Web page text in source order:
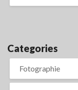
Categories
Fotographie